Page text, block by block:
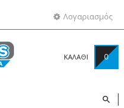
Λογαριασμός
ΚΑΛΑΘΙ 0